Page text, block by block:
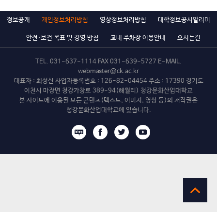
정보공개 개인정보처리방침 영상정보처리방침 대학정보공시알리미
안전·보건 목표 및 경영 방침 교내 주차장 이용안내 오시는길
TEL. 031-637-1114 FAX 031-639-5727 E-MAIL.
webmaster@ck.ac.kr
대표자 : 최성신 사업자등록번호 : 126-82-04454 주소 : 17390 경기도
이천시 마장면 청강가창로 389-94(해월리) 청강문화산업대학교
본 사이트에 이용된 모든 콘텐츠(텍스트, 이미지, 영상 등)의 저작권은
청강문화산업대학교에 있습니다.